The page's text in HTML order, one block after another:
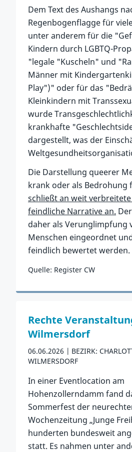
Dem Text des Aushangs
Regenbogenflagge für
unter anderem für die
Kindern durch LGBTQ-
"legale "Kuscheln" und
Männer mit
Play")" oder für das
Kleinkindern mit
wurde
krankhafte
dargestellt, was der
Die Darstellung queerer
krank oder als Bedrohung
schließt an weit verbreitete
feindliche Narrative an.
daher als Verunglimpfung
Menschen eingeordnet
feindlich bewertet werden.
Quelle: Register CW
Zum Vorfall
Rechte
Wilmersdorf
06.06.2026
BEZIRK:
WILMERSDORF
In einer Eventlocation am
Hohenzollerndamm fand
Sommerfest der
Wochenzeitung „Junge
hunderten bundesweit
statt. Es nahmen unter